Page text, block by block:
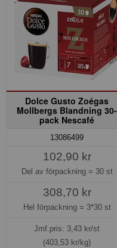
Dolce Gusto Zoégas
Mollbergs Blandning 30-
pack Nescafé
13086499
102,90 kr
Del av förpackning = 30 st
308,70 kr
Hel förpackning = 3*30 st
Jmf.pris: 3,43 kr/st
(403,53 kr/kg)